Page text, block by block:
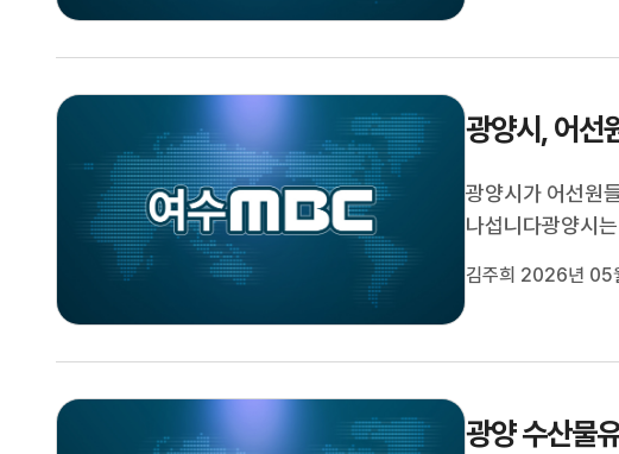
광양시, 어선
광양시가 어선원
나섭니다광양시
역 내 주요 항포
김주희 2026년 05
광양 수산물